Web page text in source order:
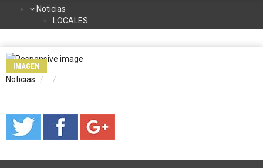
Noticias
LOCALES
TITULOS
NACIONALES
TURISMO
Programación
IMAGEN
Noticias